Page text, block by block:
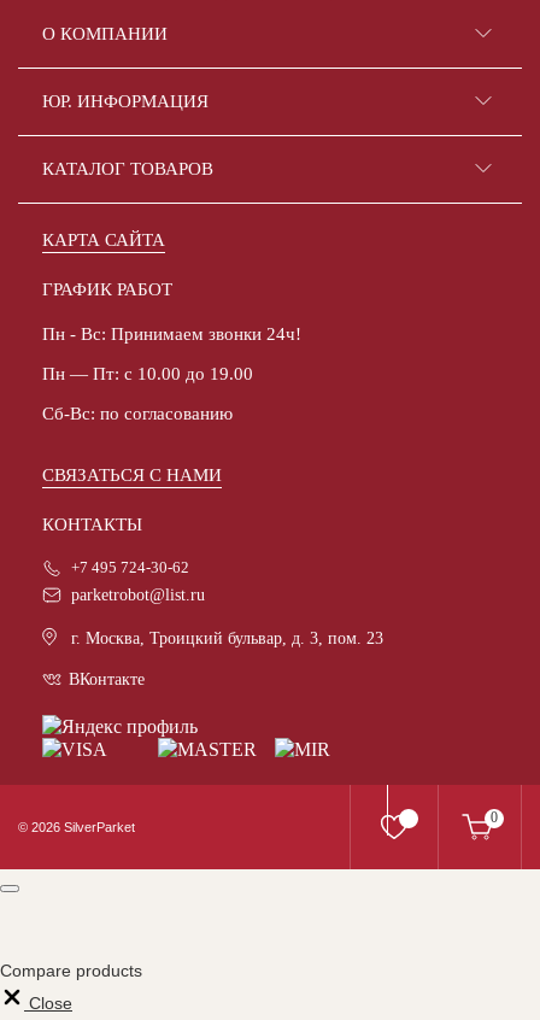
О КОМПАНИИ
ЮР. ИНФОРМАЦИЯ
КАТАЛОГ ТОВАРОВ
КАРТА САЙТА
ГРАФИК РАБОТ
Пн - Вс: Принимаем звонки 24ч!
Пн — Пт: с 10.00 до 19.00
Сб-Вс: по согласованию
СВЯЗАТЬСЯ С НАМИ
КОНТАКТЫ
+7 495 724-30-62
parketrobot@list.ru
г. Москва, Троицкий бульвар, д. 3, пом. 23
ВКонтакте
© 2026 SilverParket
0
Compare products
Close